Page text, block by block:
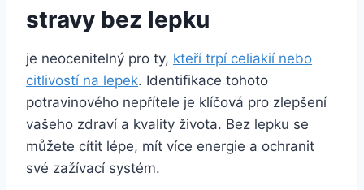
stravy bez lepku
je neocenitelný pro ty, kteří trpí celiakií nebo
citlivostí na lepek. Identifikace tohoto
potravinového nepřítele je klíčová pro zlepšení
vašeho zdraví a kvality života. Bez lepku se
můžete cítit lépe, mít více energie a ochranit
své zažívací systém.